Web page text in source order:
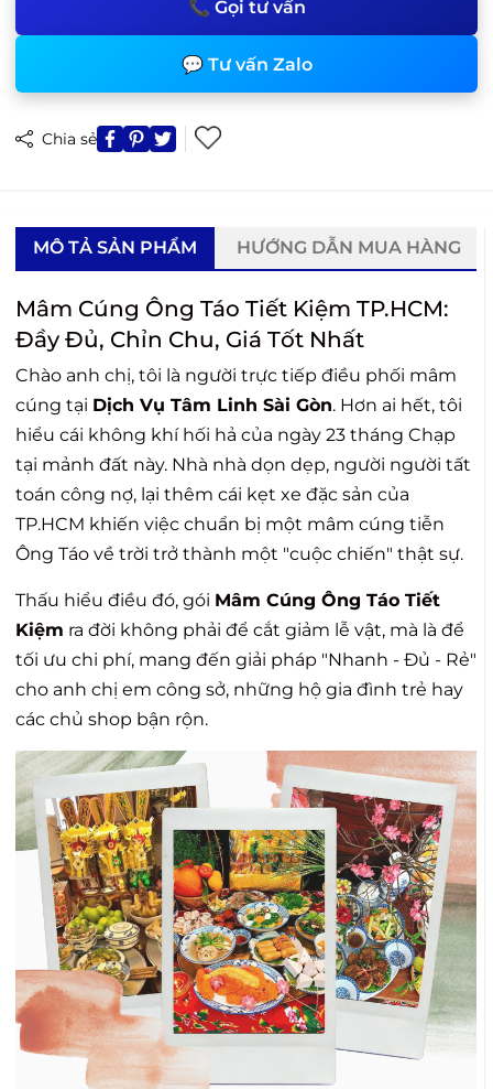
📞 Gọi tư vấn
💬 Tư vấn Zalo
Chia sẻ
MÔ TẢ SẢN PHẨM HƯỚNG DẪN MUA HÀNG
Mâm Cúng Ông Táo Tiết Kiệm TP.HCM:
Đầy Đủ, Chỉn Chu, Giá Tốt Nhất
Chào anh chị, tôi là người trực tiếp điều phối mâm
cúng tại Dịch Vụ Tâm Linh Sài Gòn. Hơn ai hết, tôi
hiểu cái không khí hối hả của ngày 23 tháng Chạp
tại mảnh đất này. Nhà nhà dọn dẹp, người người tất
toán công nợ, lại thêm cái kẹt xe đặc sản của
TP.HCM khiến việc chuẩn bị một mâm cúng tiễn
Ông Táo về trời trở thành một "cuộc chiến" thật sự.
Thấu hiểu điều đó, gói Mâm Cúng Ông Táo Tiết
Kiệm ra đời không phải để cắt giảm lễ vật, mà là để
tối ưu chi phí, mang đến giải pháp "Nhanh - Đủ - Rẻ"
cho anh chị em công sở, những hộ gia đình trẻ hay
các chủ shop bận rộn.